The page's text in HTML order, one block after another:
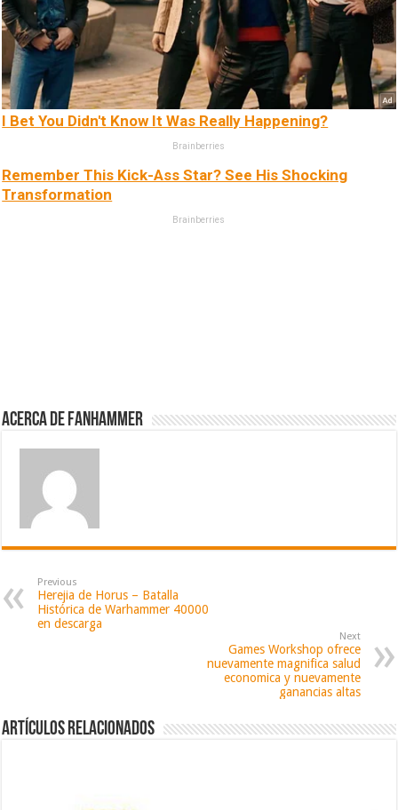
I Bet You Didn't Know It Was Really Happening?
Brainberries
Remember This Kick-Ass Star? See His Shocking
Transformation
Brainberries
Acerca de fanhammer
Previous
Herejia de Horus – Batalla
Histórica de Warhammer 40000
en descarga
Next
Games Workshop ofrece
nuevamente magnifica salud
economica y nuevamente
ganancias altas
Artículos relacionados